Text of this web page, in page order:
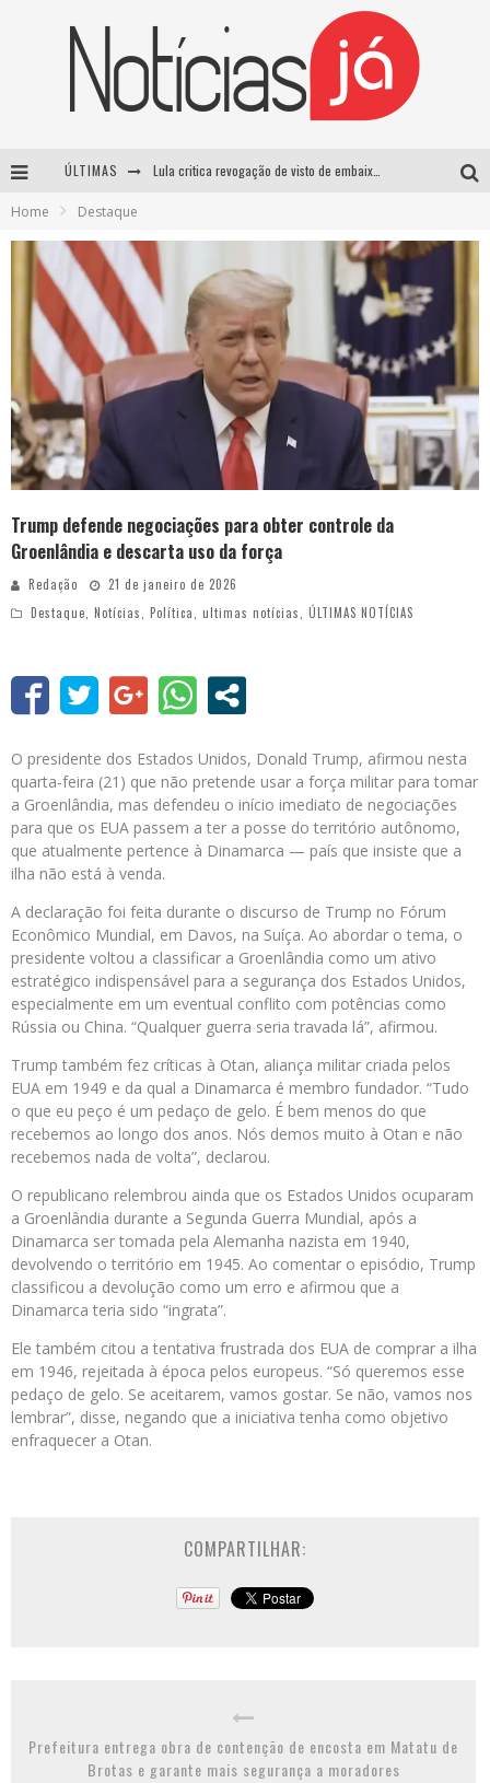
ÚLTIMAS
TRE-SP forma maioria para manter Pablo Marçal inelegível até 2032
Luta entre Davi Brito e Rico Melquiades pode não acontecer após impasse sobre cachê
Home Destaque
Trump defende negociações para obter controle da
Groenlândia e descarta uso da força
Redação
21 de janeiro de 2026
Destaque, Notícias, Política, ultimas notícias, ÚLTIMAS NOTÍCIAS
O presidente dos Estados Unidos, Donald Trump, afirmou nesta
quarta-feira (21) que não pretende usar a força militar para tomar
a Groenlândia, mas defendeu o início imediato de negociações
para que os EUA passem a ter a posse do território autônomo,
que atualmente pertence à Dinamarca — país que insiste que a
ilha não está à venda.
A declaração foi feita durante o discurso de Trump no Fórum
Econômico Mundial, em Davos, na Suíça. Ao abordar o tema, o
presidente voltou a classificar a Groenlândia como um ativo
estratégico indispensável para a segurança dos Estados Unidos,
especialmente em um eventual conflito com potências como
Rússia ou China. “Qualquer guerra seria travada lá”, afirmou.
Trump também fez críticas à Otan, aliança militar criada pelos
EUA em 1949 e da qual a Dinamarca é membro fundador. “Tudo
o que eu peço é um pedaço de gelo. É bem menos do que
recebemos ao longo dos anos. Nós demos muito à Otan e não
recebemos nada de volta”, declarou.
O republicano relembrou ainda que os Estados Unidos ocuparam
a Groenlândia durante a Segunda Guerra Mundial, após a
Dinamarca ser tomada pela Alemanha nazista em 1940,
devolvendo o território em 1945. Ao comentar o episódio, Trump
classificou a devolução como um erro e afirmou que a
Dinamarca teria sido “ingrata”.
Ele também citou a tentativa frustrada dos EUA de comprar a ilha
em 1946, rejeitada à época pelos europeus. “Só queremos esse
pedaço de gelo. Se aceitarem, vamos gostar. Se não, vamos nos
lembrar”, disse, negando que a iniciativa tenha como objetivo
enfraquecer a Otan.
COMPARTILHAR:
Prefeitura entrega obra de contenção de encosta em Matatu de
Brotas e garante mais segurança a moradores